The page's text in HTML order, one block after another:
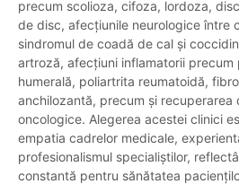
precum scolioza, cifoza, lordoza,
de disc, afecțiunile neurologice între
sindromul de coadă de cal și
artroză, afecțiuni inflamatorii
humerală, poliartrita reumatoidă,
anchilozantă, precum și recuperarea
oncologice. Alegerea acestei clinici
empatia cadrelor medicale,
profesionalismul specialiștilor,
constantă pentru sănătatea